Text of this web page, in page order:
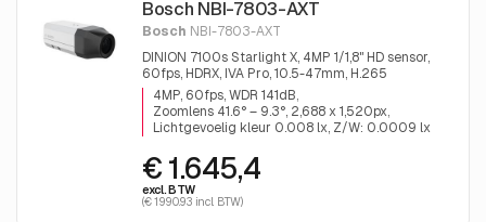
Bosch NBI-7803-AXT
Bosch NBI-7803-AXT
DINION 7100s Starlight X, 4MP 1/1,8" HD sensor,
60fps, HDRX, IVA Pro, 10.5-47mm, H.265
4MP, 60fps, WDR 141dB
Zoomlens 41.6° – 9.3°, 2,688 x 1,520px
Lichtgevoelig kleur 0.008 lx, Z/W: 0.0009 lx
€ 1.645,4
excl. BTW
(€ 1990.93 incl. BTW)